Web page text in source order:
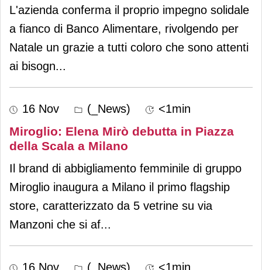
L'azienda conferma il proprio impegno solidale
a fianco di Banco Alimentare, rivolgendo per
Natale un grazie a tutti coloro che sono attenti
ai bisogn...
16 Nov (_News) <1min
Miroglio: Elena Mirò debutta in Piazza
della Scala a Milano
Il brand di abbigliamento femminile di gruppo
Miroglio inaugura a Milano il primo flagship
store, caratterizzato da 5 vetrine su via
Manzoni che si af...
16 Nov (_News) <1min